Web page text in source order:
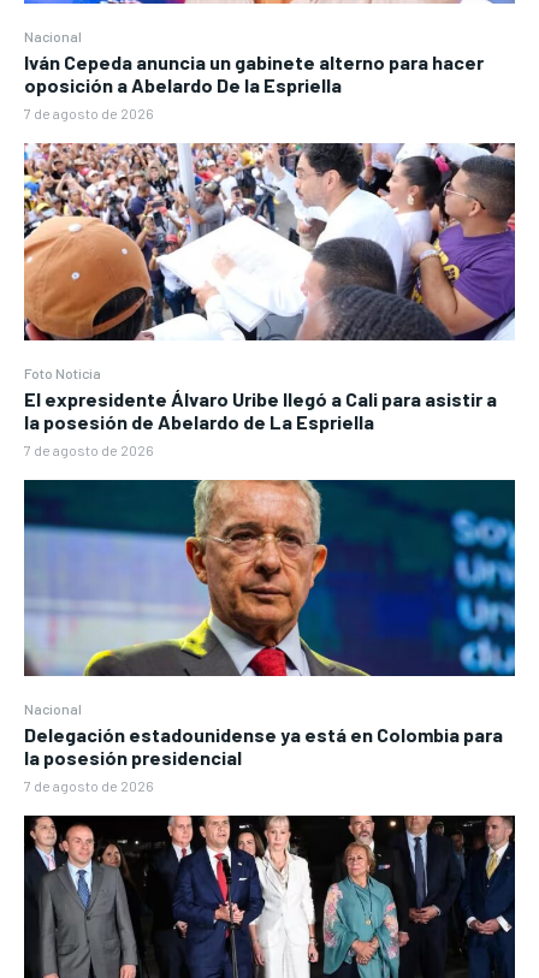
Nacional
Iván Cepeda anuncia un gabinete alterno para hacer
oposición a Abelardo De la Espriella
7 de agosto de 2026
Foto Noticia
El expresidente Álvaro Uribe llegó a Cali para asistir a
la posesión de Abelardo de La Espriella
7 de agosto de 2026
Nacional
Delegación estadounidense ya está en Colombia para
la posesión presidencial
7 de agosto de 2026